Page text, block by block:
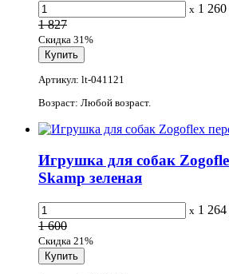
x 1 260
1 827
Скидка 31%
Артикул: lt-041121
Возраст: Любой возраст.
Игрушка для собак
Skamp зеленая
x 1 264
1 600
Скидка 21%